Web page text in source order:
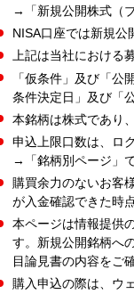
→「新規公開株式（
NISA口座では新規公
上記は当社における
「仮条件」及び「
条件決定日」及び「
本銘柄は株式であり
申込上限口数は、ロ
→「銘柄別ページ」
購買余力のないお客
が入金確認できた時
本ページは情報提供
す。新規公開銘柄へ
目論見書の内容をご
購入申込の際は、ウ